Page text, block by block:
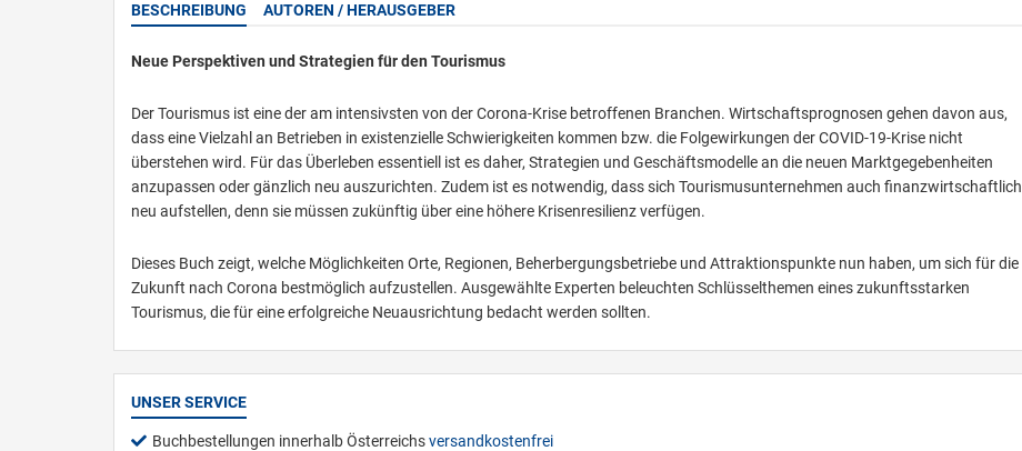
BESCHREIBUNG AUTOREN / HERAUSGEBER
Neue Perspektiven und Strategien für den Tourismus
Der Tourismus ist eine der am intensivsten von der Corona-Krise betroffenen Branchen. Wirtschaftsprognosen gehen davon aus,
dass eine Vielzahl an Betrieben in existenzielle Schwierigkeiten kommen bzw. die Folgewirkungen der COVID-19-Krise nicht
überstehen wird. Für das Überleben essentiell ist es daher, Strategien und Geschäftsmodelle an die neuen Marktgegebenheiten
anzupassen oder gänzlich neu auszurichten. Zudem ist es notwendig, dass sich Tourismusunternehmen auch finanzwirtschaftlich
neu aufstellen, denn sie müssen zukünftig über eine höhere Krisenresilienz verfügen.
Dieses Buch zeigt, welche Möglichkeiten Orte, Regionen, Beherbergungsbetriebe und Attraktionspunkte nun haben, um sich für die
Zukunft nach Corona bestmöglich aufzustellen. Ausgewählte Experten beleuchten Schlüsselthemen eines zukunftsstarken
Tourismus, die für eine erfolgreiche Neuausrichtung bedacht werden sollten.
UNSER SERVICE
Buchbestellungen innerhalb Österreichsversandkostenfrei